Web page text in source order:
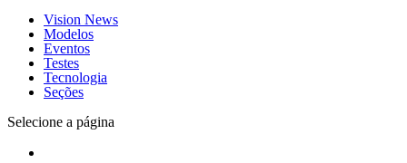
Vision News
Modelos
Eventos
Testes
Tecnologia
Seções
Selecione a página